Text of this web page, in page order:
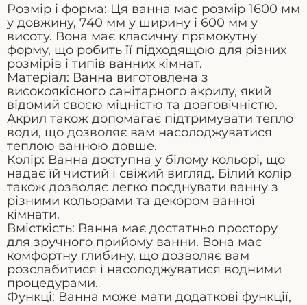
Розмір і форма: Ця ванна має розмір 1600 мм
у довжину, 740 мм у ширину і 600 мм у
висоту. Вона має класичну прямокутну
форму, що робить її підходящою для різних
розмірів і типів ванних кімнат.
Матеріал: Ванна виготовлена з
високоякісного санітарного акрилу, який
відомий своєю міцністю та довговічністю.
Акрил також допомагає підтримувати тепло
води, що дозволяє вам насолоджуватися
теплою ванною довше.
Колір: Ванна доступна у білому кольорі, що
надає їй чистий і свіжий вигляд. Білий колір
також дозволяє легко поєднувати ванну з
різними кольорами та декором ванної
кімнати.
Вмісткість: Ванна має достатньо простору
для зручного прийому ванни. Вона має
комфортну глибину, що дозволяє вам
розслабитися і насолоджуватися водними
процедурами.
Функці: Ванна може мати додаткові функції,